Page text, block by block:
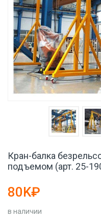
Кран-балка
подъемом (арт. 25-
80K₽
в наличии